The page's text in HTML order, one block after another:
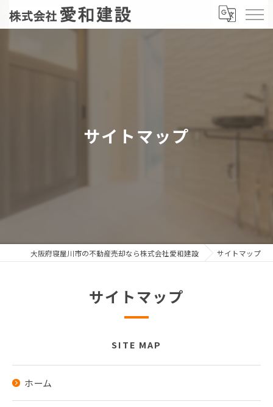
サイトマップ
大阪府寝屋川市の不動産売却なら株式会社愛和建設 サイトマップ
SITE MAP
サイトマップ
ホーム